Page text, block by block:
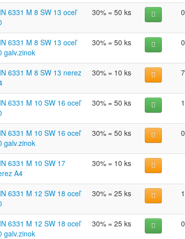
6331 M 8 SW 13 oceľ
30% = 50 ks
6331 M 8 SW 13 oceľ
galv.zinok
30% = 50 ks
6331 M 8 SW 13 nerez
30% = 10 ks
6331 M 10 SW 16 oceľ
30% = 50 ks
6331 M 10 SW 16 oceľ
galv.zinok
30% = 50 ks
6331 M 10 SW 17
A4
30% = 10 ks
6331 M 12 SW 18 oceľ
30% = 25 ks
6331 M 12 SW 18 oceľ
galv.zinok
30% = 25 ks